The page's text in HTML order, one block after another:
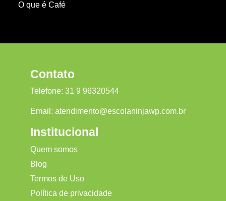
O que é Café
Contato
Telefone: 31 9 96320544
Email: atendimento@escolaninjawp.com.br
Institucional
Quem somos
Blog
Termos de Uso
Política de privacidade